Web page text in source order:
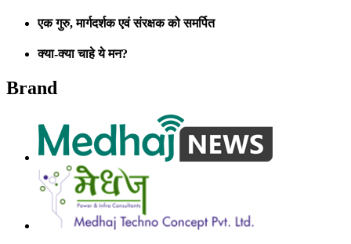
एक गुरु, मार्गदर्शक एवं संरक्षक को समर्पित
क्या-क्या चाहे ये मन?
Brand